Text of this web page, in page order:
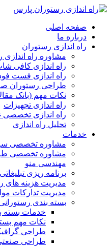
صفحه اصلی
درباره ما
راه اندازی رستوران
مشاوره راه اندازی
راه اندازی کافی
راه اندازی فست
طراحی رستوران
نکات مهم (بانک
راه اندازی تجهیزات
راه اندازی تخصصی
تحلیل راه اندازی
خدمات
مشاوره تخصصی
مشاوره تخصصی
مهندسی منو
برنامه ریزی
مدیریت هزینه های
مدیریت تدارکات
بسته بندی
خدمات بسته
نکات مهم
طراحی
طراحی